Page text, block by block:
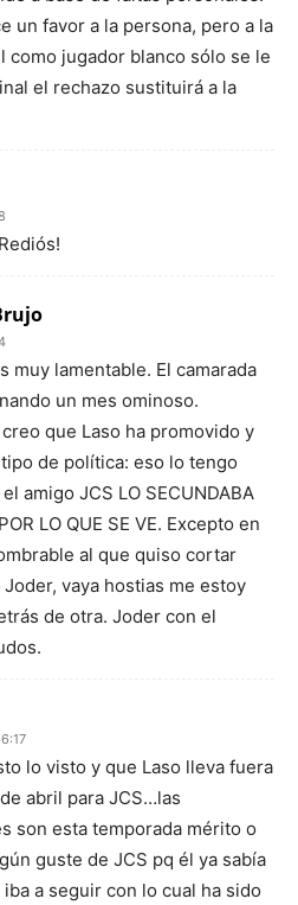
un favor a la persona, pero a la
como jugador blanco sólo se le
el rechazo sustituirá a la
muy lamentable. El camarada
un mes ominoso.
que Laso ha promovido y
de política: eso lo tengo
amigo JCS LO SECUNDABA
LO QUE SE VE. Excepto en
al que quiso cortar
vaya hostias me estoy
de otra. Joder con el
lo visto y que Laso lleva fuera
abril para JCS…las
son esta temporada mérito o
guste de JCS pq él ya sabía
a seguir con lo cual ha sido